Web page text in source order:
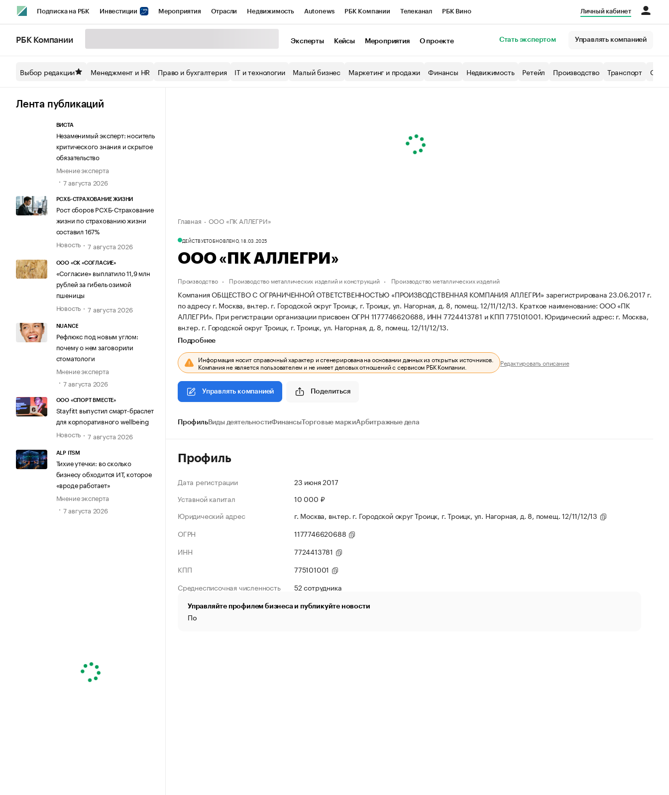
Подписка на РБК Инвестиции Мероприятия Отрасли Недвижимость Autonews РБК Компании Телеканал РБК Вино
Спецпроекты СПб Конференции СПб Спецпроекты Экономика Бизнес
Технологии и медиа
Личный кабинет
РБК Компании Эксперты Кейсы Мероприятия О проекте Стать экспертом Управлять компанией
Выбор редакции Менеджмент и HR Право и бухгалтерия IT и технологии Малый бизнес Маркетинг и продажи Финансы Недвижимость Ретейл Производство Транспорт
Лента публикаций
ВИСТА
Незаменимый эксперт: носитель
критического знания и скрытое
обязательство
Мнение эксперта
7 августа 2026
РСХБ-СТРАХОВАНИЕ ЖИЗНИ
Рост сборов РСХБ-Страхование
жизни по страхованию жизни
составил 167%
Новость
7 августа 2026
ООО «СК «СОГЛАСИЕ»
«Согласие» выплатило 11,9 млн
рублей за гибель озимой
пшеницы
Новость
7 августа 2026
NUANCE
Рефлюкс под новым углом:
почему о нем заговорили
стоматологи
Мнение эксперта
7 августа 2026
ООО «СПОРТ ВМЕСТЕ»
Stayfitt выпустил смарт-браслет
для корпоративного wellbeing
Новость
7 августа 2026
ALP ITSM
Тихие утечки: во сколько
бизнесу обходится ИТ, которое
«вроде работает»
Мнение эксперта
7 августа 2026
Главная ООО «ПК АЛЛЕГРИ»
ДЕЙСТВУЕТОБНОВЛЕНО, 18.03.2025
ООО «ПК АЛЛЕГРИ»
Производство Производство металлических изделий и конструкций Производство металлических изделий
Компания ОБЩЕСТВО С ОГРАНИЧЕННОЙ ОТВЕТСТВЕННОСТЬЮ «ПРОИЗВОДСТВЕННАЯ КОМПАНИЯ АЛЛЕГРИ» зарегистрирована 23.06.2017 г.
по адресу г. Москва, вн.тер. г. Городской округ Троицк, г. Троицк, ул. Нагорная, д. 8, помещ. 12/11/12/13. Краткое наименование: ООО «ПК
АЛЛЕГРИ». При регистрации организации присвоен ОГРН 1177746620688, ИНН 7724413781 и КПП 775101001. Юридический адрес: г. Москва,
вн.тер. г. Городской округ Троицк, г. Троицк, ул. Нагорная, д. 8, помещ. 12/11/12/13.
Подробнее
Информация носит справочный характер и сгенерирована на основании данных из открытых источников.
Компания не является пользователем и не имеет деловых отношений с сервисом РБК Компании. Редактировать описание
Управлять компанией Поделиться
ПрофильВиды деятельностиФинансыТорговые маркиАрбитражные дела
Профиль
Дата регистрации
23 июня 2017
Уставной капитал
10 000 ₽
Юридический адрес
г. Москва, вн.тер. г. Городской округ Троицк, г. Троицк, ул. Нагорная, д. 8, помещ. 12/11/12/13
ОГРН
1177746620688
ИНН
7724413781
КПП
775101001
Среднесписочная численность
52 сотрудника
Управляйте профилем бизнеса и публикуйте новости
По